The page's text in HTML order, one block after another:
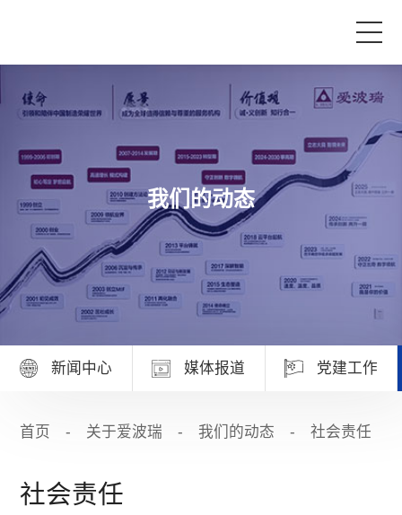
首页
产品与服务
品牌活动
案例中心
关于爱波瑞
我们的动态
新闻中心 媒体报道 党建工作
社会责任
首页 - 关于爱波瑞 - 我们的动态 - 社会责任